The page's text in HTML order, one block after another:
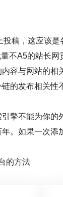
稿，这应该
不A5的站长网
容与网站的相
的发布相关性
擎不能为你的
。如果一次添
的方法